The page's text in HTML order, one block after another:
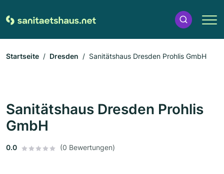
Startseite Dresden Sanitätshaus Dresden Prohlis GmbH
Sanitätshaus Dresden Prohlis
GmbH
0.0 (0 Bewertungen)